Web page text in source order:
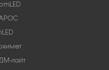
лайт